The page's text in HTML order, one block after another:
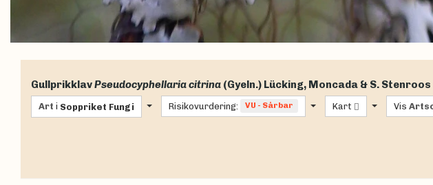
GullprikklavPseudocyphellaria citrina (Gyeln.) Lücking, Moncada & S. Stenroos
Art i Soppriket Fungi Risikovurdering: VU - Sårbar Kart Vis